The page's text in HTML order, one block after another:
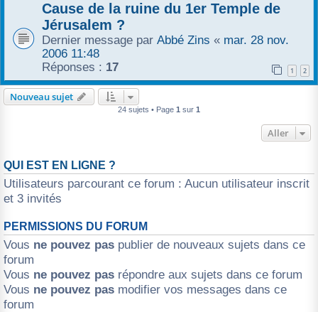
Cause de la ruine du 1er Temple de
Jérusalem ?
Dernier message par Abbé Zins « mar. 28 nov.
2006 11:48
Réponses : 17 1 2
Nouveau sujet
24 sujets • Page 1 sur 1
Aller
QUI EST EN LIGNE ?
Utilisateurs parcourant ce forum : Aucun utilisateur inscrit
et 3 invités
PERMISSIONS DU FORUM
Vous ne pouvez pas publier de nouveaux sujets dans ce
forum
Vous ne pouvez pas répondre aux sujets dans ce forum
Vous ne pouvez pas modifier vos messages dans ce
forum